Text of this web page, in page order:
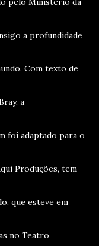
a profundidade
Com texto de
a
foi adaptado para o
Produções, tem
que esteve em
no Teatro